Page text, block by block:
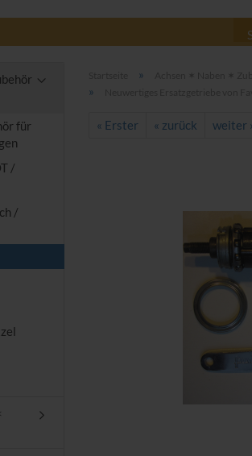
»
»
« Erster « zurück weiter
für
/
/